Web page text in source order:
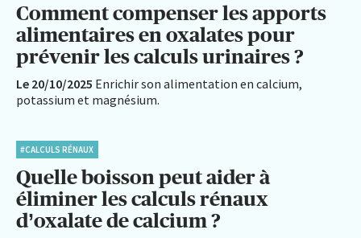
Comment compenser les apports
alimentaires en oxalates pour
prévenir les calculs urinaires ?
Le 20/10/2025 Enrichir son alimentation en calcium,
potassium et magnésium.
#CALCULS RÉNAUX
Quelle boisson peut aider à
éliminer les calculs rénaux
d’oxalate de calcium ?